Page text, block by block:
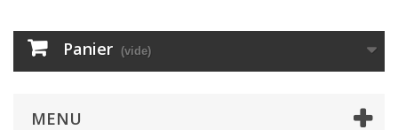
Panier (vide)
MENU